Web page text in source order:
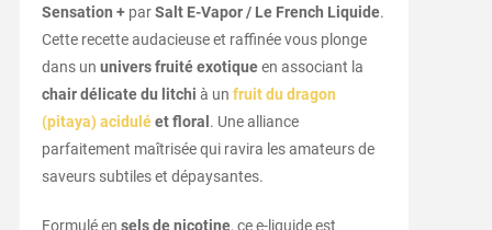
Sensation +parSalt E-Vapor / Le French Liquide.
Cette recette audacieuse et raffinée vous plonge
dans un univers fruité exotiqueen associant la
chair délicate du litchi à un fruit du dragon
(pitaya) aciduléet floral . Une alliance
parfaitement maîtrisée qui ravira les amateurs de
saveurs subtiles et dépaysantes.
Formulé en sels de nicotine, ce e-liquide est